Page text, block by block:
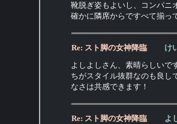
靴脱ぎ姿もよいし、コンパニ
確かに隣席からですべて揃っ
Re: スト脚の女神降臨 け
よしよしさん、素晴らしいで
ちがスタイル抜群なのも良し
なさは共感できます！
Re: スト脚の女神降臨 よ